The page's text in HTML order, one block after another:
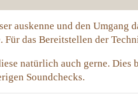
auskenne und den Umgang
das Bereitstellen der
natürlich auch gerne.
Soundchecks.